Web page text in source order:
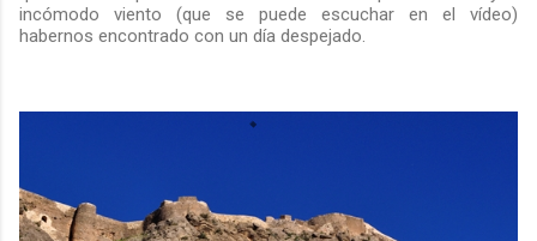
incómodo viento (que se puede escuchar en el vídeo)
habernos encontrado con un día despejado.